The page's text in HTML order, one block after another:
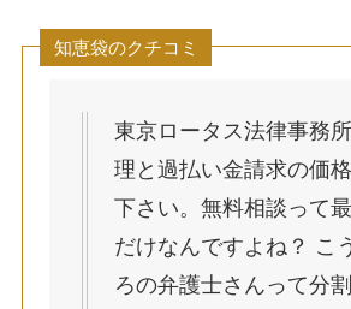
知恵袋のクチコミ
東京ロータス法律事務
理と過払い金請求の価
下さい。無料相談って
だけなんですよね？ こ
ろの弁護士さんって分